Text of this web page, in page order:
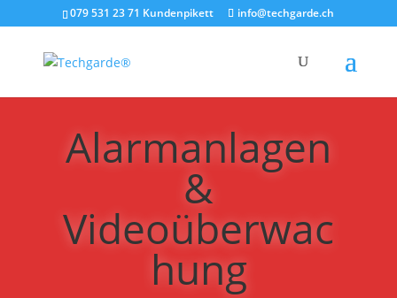
079 531 23 71 Kundenpikett info@techgarde.ch
Alarmanlagen
&
Videoüberwac
hung